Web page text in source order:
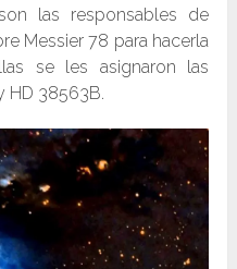
las responsables de
Messier 78 para hacerla
se les asignaron las
HD 38563B.